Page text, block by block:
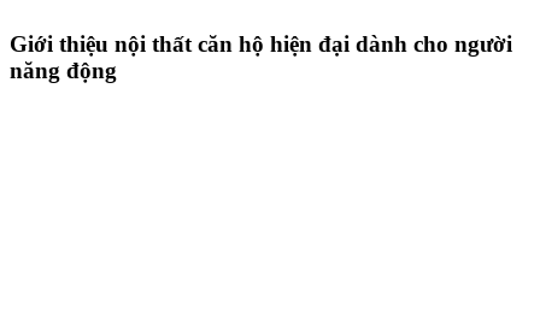
Giới thiệu nội thất căn hộ hiện đại dành cho người
năng động